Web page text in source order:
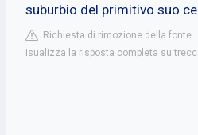
suburbio del primitivo suo
Richiesta di rimozione della fonte
isualizza la risposta completa su